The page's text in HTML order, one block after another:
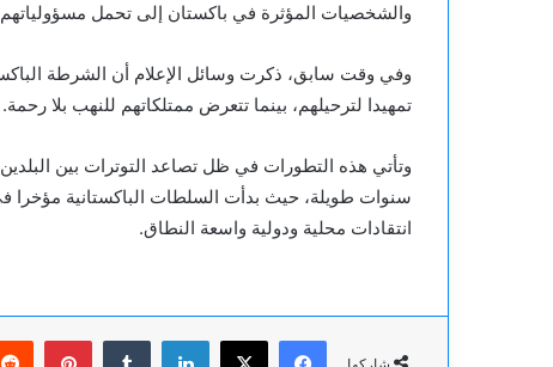
والشخصيات المؤثرة في باكستان إلى تحمل مسؤولياتهم
وفي وقت سابق، ذكرت وسائل الإعلام أن الشرطة
تمهيدا لترحيلهم، بينما تتعرض ممتلكاتهم للنهب بلا رحمة.
وتأتي هذه التطورات في ظل تصاعد التوترات بين
سنوات طويلة، حيث بدأت السلطات الباكستانية مؤخرا
انتقادات محلية ودولية واسعة النطاق.
فيسبوك
‫X لينكدإن